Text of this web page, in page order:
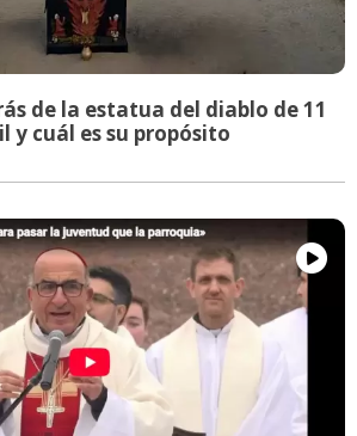
de la estatua del diablo de 11
y cuál es su propósito